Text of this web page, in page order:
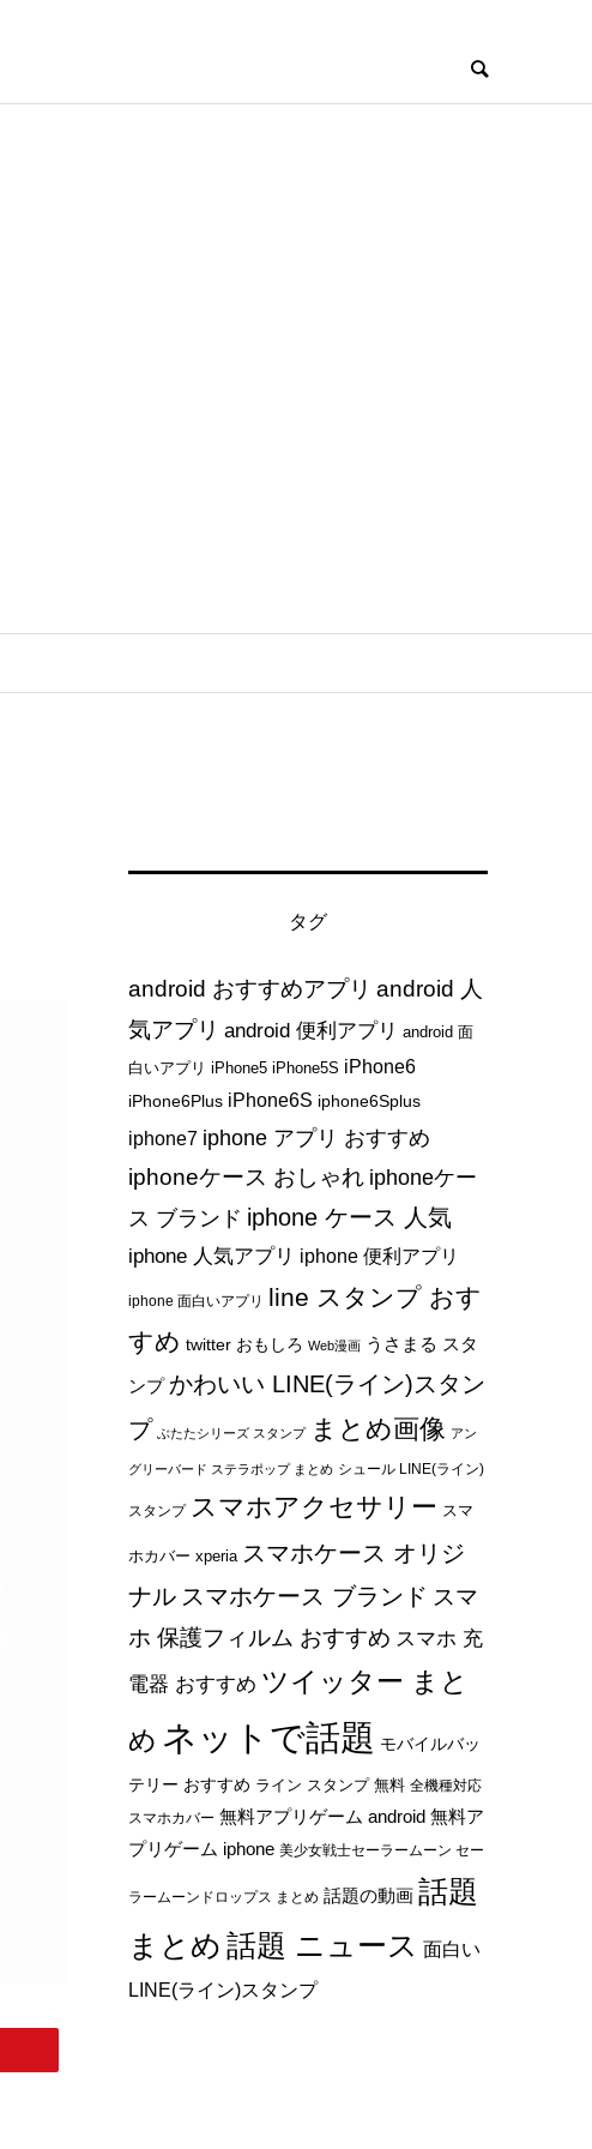
タグ
android おすすめアプリ android 人
気アプリ android 便利アプリ android 面
白いアプリ iPhone5 iPhone5S iPhone6
iPhone6Plus iPhone6S iphone6Splus
iphone7 iphone アプリ おすすめ
iphoneケース おしゃれ iphoneケー
ス ブランド iphone ケース 人気
iphone 人気アプリ iphone 便利アプリ
iphone 面白いアプリ line スタンプ おす
すめ twitter おもしろ Web漫画 うさまる スタ
ンプ かわいい LINE(ライン)スタン
プ ぶたたシリーズ スタンプ まとめ画像 アン
グリーバード ステラポップ まとめ シュール LINE(ライン)
スタンプ スマホアクセサリー スマ
ホカバー xperia スマホケース オリジ
ナル スマホケース ブランド スマ
ホ 保護フィルム おすすめ スマホ 充
電器 おすすめ ツイッター まと
め ネットで話題 モバイルバッ
テリー おすすめ ライン スタンプ 無料 全機種対応
スマホカバー 無料アプリゲーム android 無料ア
プリゲーム iphone 美少女戦士セーラームーン セー
ラームーンドロップス まとめ 話題の動画 話題
まとめ 話題 ニュース 面白い
LINE(ライン)スタンプ